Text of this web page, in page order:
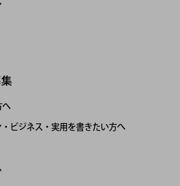
へ
・ビジネス・実用を書きたい方へ